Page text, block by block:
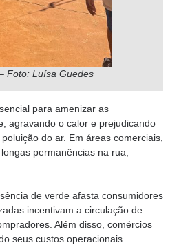
Foto: Luísa Guedes
para amenizar as
agravando o calor e prejudicando
do ar. Em áreas comerciais,
permanências na rua,
de verde afasta consumidores
incentivam a circulação de
Além disso, comércios
seus custos operacionais.